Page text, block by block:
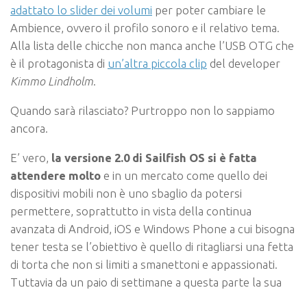
adattato lo slider dei volumi per poter cambiare le
Ambience, ovvero il profilo sonoro e il relativo tema.
Alla lista delle chicche non manca anche l’USB OTG che
è il protagonista di un’altra piccola clip del developer
Kimmo Lindholm.
Quando sarà rilasciato? Purtroppo non lo sappiamo
ancora.
E’ vero, la versione 2.0 di Sailfish OS si è fatta
attendere molto e in un mercato come quello dei
dispositivi mobili non è uno sbaglio da potersi
permettere, soprattutto in vista della continua
avanzata di Android, iOS e Windows Phone a cui bisogna
tener testa se l’obiettivo è quello di ritagliarsi una fetta
di torta che non si limiti a smanettoni e appassionati.
Tuttavia da un paio di settimane a questa parte la sua